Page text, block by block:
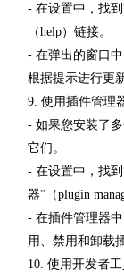
- 在设置中，找到
（help）链接。
- 在弹出的窗口中
根据提示进行更新
9. 使用插件管理
- 如果您安装了
它们。
- 在设置中，找
器”（plugin
- 在插件管理器
用、禁用和卸载
10. 使用开发者